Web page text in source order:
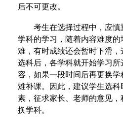
后不可更改。
考生在选择过程中，应
学科的学习，随着内容难度的
难，有时成绩还会暂时下滑
选科后，各学科就开始学习
容，如果一段时间后再更换
难补课。因此，建议学生选科
素，征求家长、老师的意见
换学科。